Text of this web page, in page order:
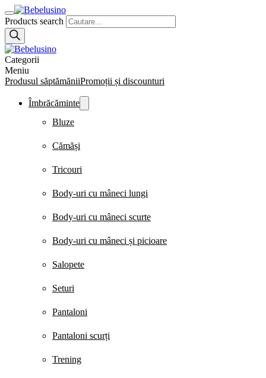
Products search
Categorii
Meniu
Produsul săptămăniiPromoții și discounturi
Îmbrăcăminte
Bluze
Cămăși
Tricouri
Body-uri cu mâneci lungi
Body-uri cu mâneci scurte
Body-uri cu mâneci și picioare
Salopete
Seturi
Pantaloni
Pantaloni scurți
Trening